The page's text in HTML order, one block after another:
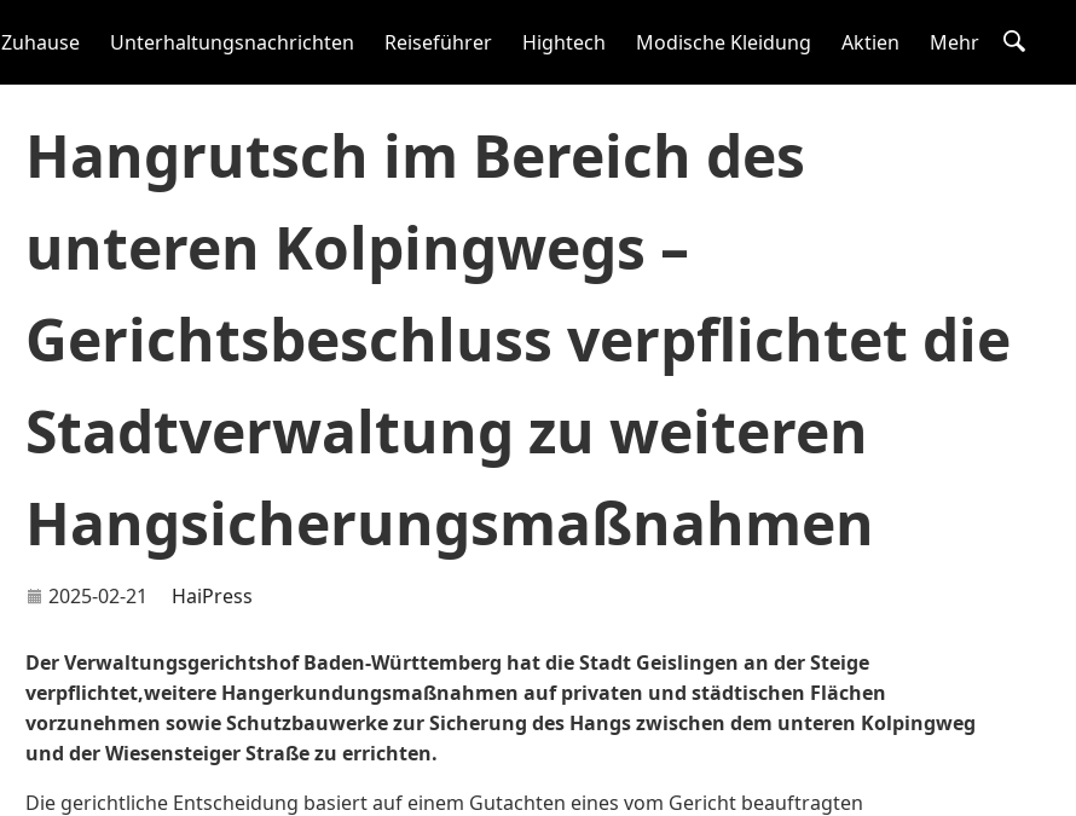
Zuhause Unterhaltungsnachrichten Reiseführer Hightech Modische Kleidung Aktien Mehr
Hangrutsch im Bereich des
unteren Kolpingwegs –
Gerichtsbeschluss verpflichtet die
Stadtverwaltung zu weiteren
Hangsicherungsmaßnahmen
2025-02-21 HaiPress
Der Verwaltungsgerichtshof Baden-Württemberg hat die Stadt Geislingen an der Steige
verpflichtet,weitere Hangerkundungsmaßnahmen auf privaten und städtischen Flächen
vorzunehmen sowie Schutzbauwerke zur Sicherung des Hangs zwischen dem unteren Kolpingweg
und der Wiesensteiger Straße zu errichten.
Die gerichtliche Entscheidung basiert auf einem Gutachten eines vom Gericht beauftragten